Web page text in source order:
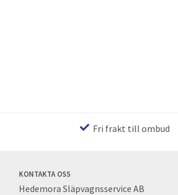
Fri frakt till ombud
KONTAKTA OSS
Hedemora Släpvagnsservice AB